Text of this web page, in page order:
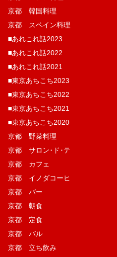
京都 韓国料理
京都 スペイン料理
■あれこれ話2023
■あれこれ話2022
■あれこれ話2021
■東京あちこち2023
■東京あちこち2022
■東京あちこち2021
■東京あちこち2020
京都 野菜料理
京都 サロン･ド･テ
京都 カフェ
京都 イノダコーヒ
京都 バー
京都 朝食
京都 定食
京都 バル
京都 立ち飲み